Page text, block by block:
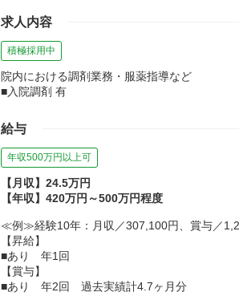
求人内容
積極採用中
院内における調剤業務・服薬指導など
■入院調剤 有
給与
年収500万円以上可
【月収】24.5万円
【年収】420万円～500万円程度
≪例≫経験10年：月収／307,100円、賞与／
【昇給】
■あり 年1回
【賞与】
■あり 年2回 過去実績計4.7ヶ月分